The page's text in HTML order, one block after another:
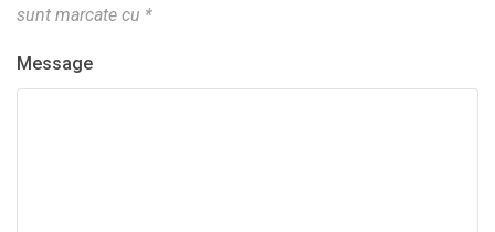
sunt marcate cu *
Message